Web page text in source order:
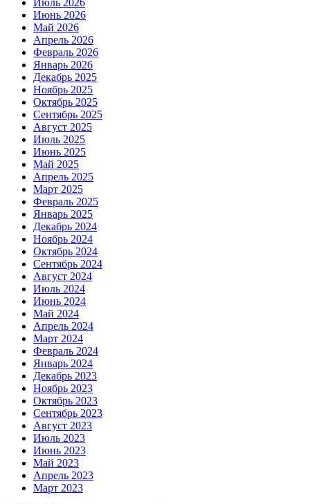
Июнь 2026
Май 2026
Апрель 2026
Февраль 2026
Январь 2026
Декабрь 2025
Ноябрь 2025
Октябрь 2025
Сентябрь 2025
Август 2025
Июль 2025
Июнь 2025
Май 2025
Апрель 2025
Март 2025
Февраль 2025
Январь 2025
Декабрь 2024
Ноябрь 2024
Октябрь 2024
Сентябрь 2024
Август 2024
Июль 2024
Июнь 2024
Май 2024
Апрель 2024
Март 2024
Февраль 2024
Январь 2024
Декабрь 2023
Ноябрь 2023
Октябрь 2023
Сентябрь 2023
Август 2023
Июль 2023
Июнь 2023
Май 2023
Апрель 2023
Март 2023